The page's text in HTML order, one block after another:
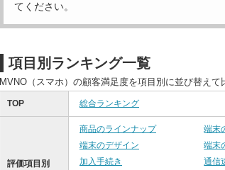
てください。
項目別ランキング一覧
MVNO（スマホ）の顧客満足度を項目別に並び替えて
TOP 総合ランキング
評価項目別
商品のラインナップ 端末
端末のデザイン
端末
加入手続き
通信